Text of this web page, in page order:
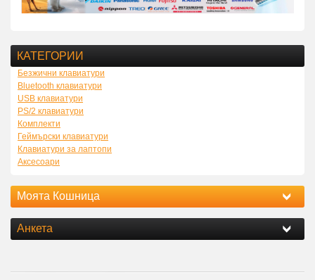
КАТЕГОРИИ
Безжични клавиатури
Bluetooth клавиатури
USB клавиатури
PS/2 клавиатури
Комплекти
Геймърски клавиатури
Клавиатури за лаптопи
Аксесоари
Моята Кошница
Анкета